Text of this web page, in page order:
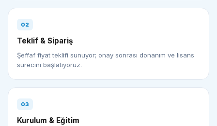
02
Teklif & Sipariş
Şeffaf fiyat teklifi sunuyor; onay sonrası donanım ve lisans
sürecini başlatıyoruz.
03
Kurulum & Eğitim